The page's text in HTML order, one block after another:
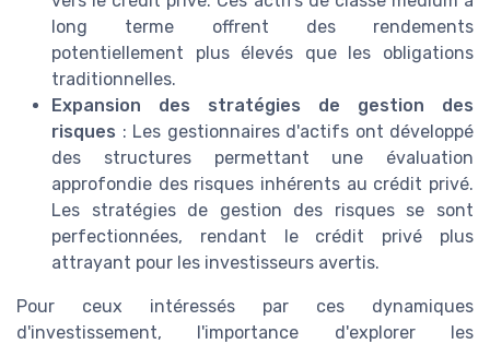
long terme offrent des rendements
potentiellement plus élevés que les obligations
traditionnelles.
Expansion des stratégies de gestion des
risques : Les gestionnaires d'actifs ont développé
des structures permettant une évaluation
approfondie des risques inhérents au crédit privé.
Les stratégies de gestion des risques se sont
perfectionnées, rendant le crédit privé plus
attrayant pour les investisseurs avertis.
Pour ceux intéressés par ces dynamiques
d'investissement, l'importance d'explorer les